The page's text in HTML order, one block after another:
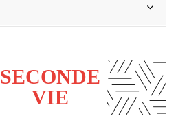
SECONDE
VIE